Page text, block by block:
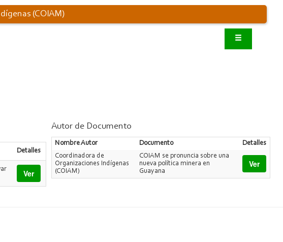
(COIAM)
Detalles
Ver
Autor de Documento
Nombre Autor Documento
Detalles
Coordinadora de
Organizaciones Indígenas
(COIAM)
COIAM se pronuncia sobre una
nueva política minera en
Guayana
Ver